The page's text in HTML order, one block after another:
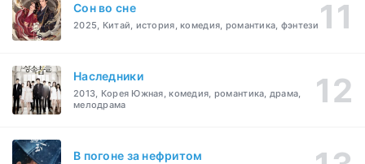
Cон во сне
2025, Китай, история, комедия, романтика, фэнтези
Наследники
2013, Корея Южная, комедия, романтика, драма,
мелодрама
В погоне за нефритом